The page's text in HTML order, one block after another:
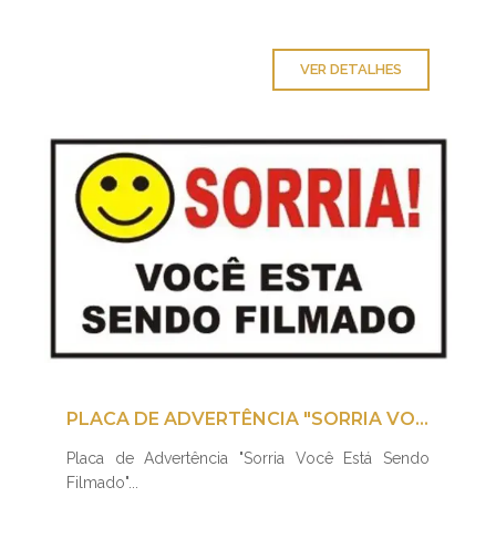
VER DETALHES
PLACA DE ADVERTÊNCIA "SORRIA VOCÊ ESTÁ SENDO FILMADO"
Placa de Advertência "Sorria Você Está Sendo
Filmado"...